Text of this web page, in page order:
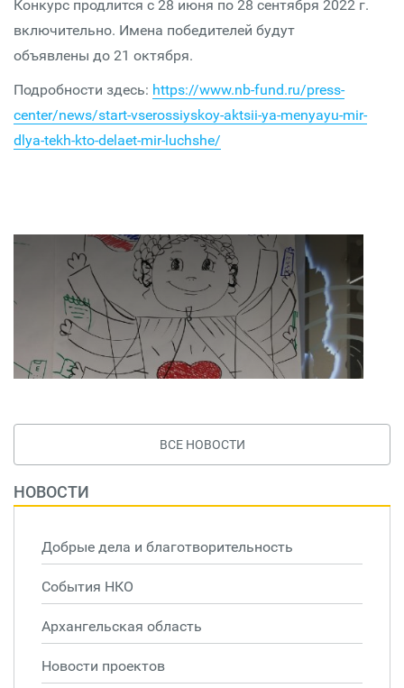
Конкурс продлится с 28 июня по 28 сентября 2022 г.
включительно. Имена победителей будут
объявлены до 21 октября.
Подробности здесь: https://www.nb-fund.ru/press-
center/news/start-vserossiyskoy-aktsii-ya-menyayu-mir-
dlya-tekh-kto-delaet-mir-luchshe/
ВСЕ НОВОСТИ
НОВОСТИ
Добрые дела и благотворительность
События НКО
Архангельская область
Новости проектов